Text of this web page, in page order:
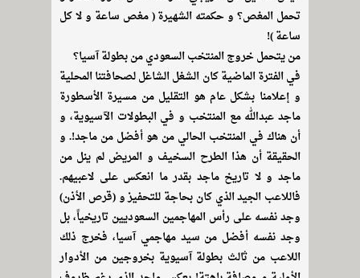
تحمل المغص؟ و حكمته الشهيرة ( مغص ساعة و لا كل
ساعة )!
من يتحمل خروج المنتخب السعودي من بطولة آسيا؟
في الفترة الماضية كان الشغل الشاغل لصحافتنا المحلية
و إعلامنا بشكل عام هو التقليل من مسيرة الأسطورة
ماجد عبدالله مع المنتخب و في البطولات الآسيوية، و
أن هناك في المنتخب الحالي من هو أفضل من ماجد!. و
الحقيقة أن هذا الطرح السخيف و المريض لم ينل من
ماجد و لا تاريخ ماجد بقدر ما انعكس على لاعبيهم.
فاللاعب الجيد الذي كان بحاجة للتحفيز و (قرص الأذن)
وجد نفسه على رأس المهاجمين السعوديين تاريخياً، بل
وجد نفسه أفضل من سيد مهاجمي آسيا، فخرج ذلك
اللاعب من ثالث بطولة آسيوية بخروجين من الأدوار